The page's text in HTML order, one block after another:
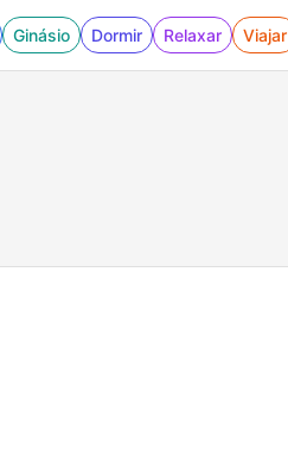
Ginásio Dormir Relaxar Viajar